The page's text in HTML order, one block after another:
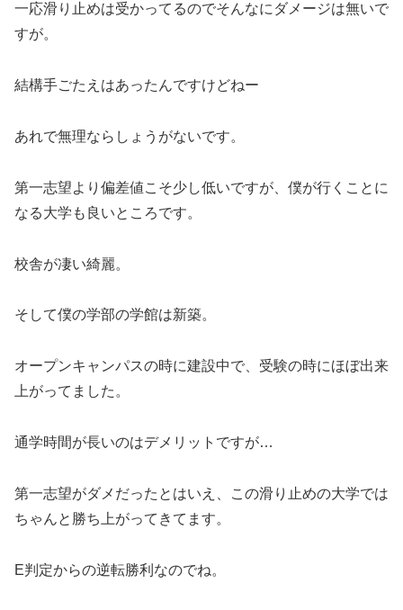
一応滑り止めは受かってるのでそんなにダメージは無いで
すが。
結構手ごたえはあったんですけどねー
あれで無理ならしょうがないです。
第一志望より偏差値こそ少し低いですが、僕が行くことに
なる大学も良いところです。
校舎が凄い綺麗。
そして僕の学部の学館は新築。
オープンキャンパスの時に建設中で、受験の時にほぼ出来
上がってました。
通学時間が長いのはデメリットですが…
第一志望がダメだったとはいえ、この滑り止めの大学では
ちゃんと勝ち上がってきてます。
E判定からの逆転勝利なのでね。